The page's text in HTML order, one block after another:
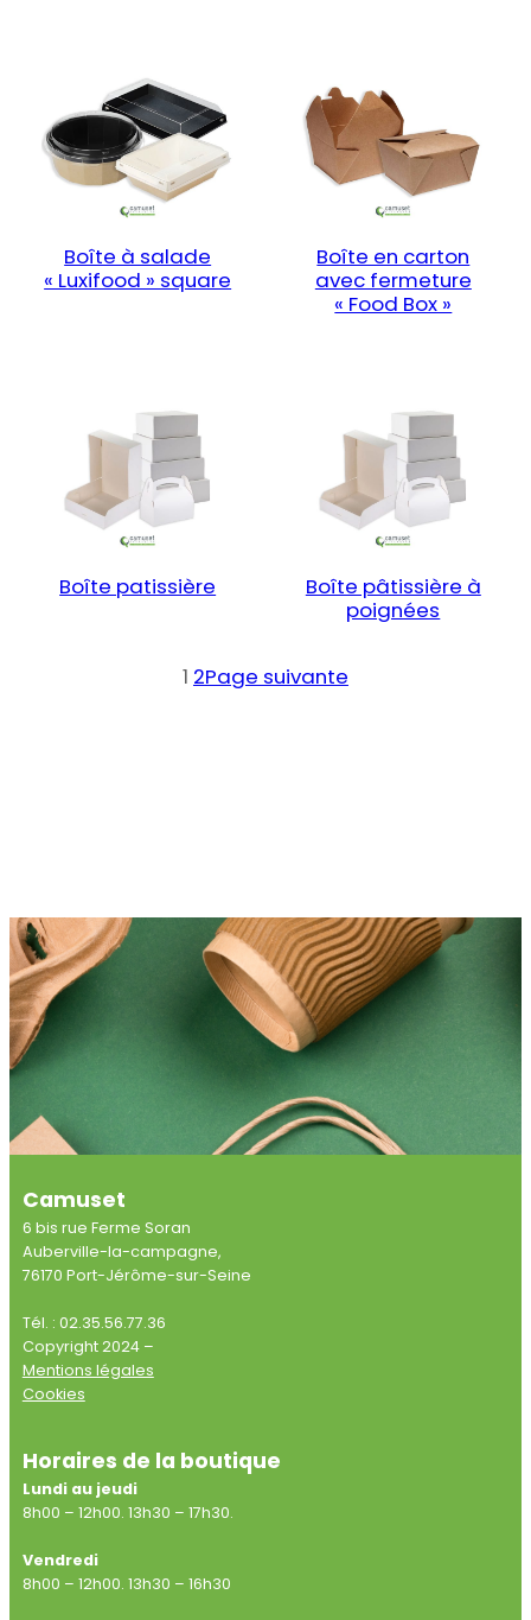
Boîte à salade
« Luxifood » square
Boîte en carton
avec fermeture
« Food Box »
Boîte patissière
Boîte pâtissière à
poignées
1 2Page suivante
Camuset
6 bis rue Ferme Soran
Auberville-la-campagne,
76170 Port-Jérôme-sur-Seine
Tél. : 02.35.56.77.36
Copyright 2024 –
Mentions légales
Cookies
Horaires de la boutique
Lundi au jeudi
8h00 – 12h00. 13h30 – 17h30.
Vendredi
8h00 – 12h00. 13h30 – 16h30